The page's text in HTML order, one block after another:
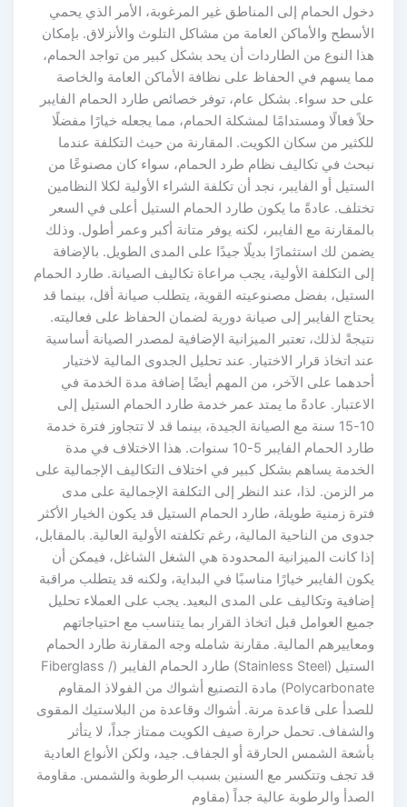
دخول الحمام إلى المناطق غير المرغوبة، الأمر الذي يحمي
الأسطح والأماكن العامة من مشاكل التلوث والأنزلاق. بإمكان
هذا النوع من الطاردات أن يحد بشكل كبير من تواجد الحمام،
مما يسهم في الحفاظ على نظافة الأماكن العامة والخاصة
على حد سواء. بشكل عام، توفر خصائص طارد الحمام الفايبر
حلاً فعالًا ومستدامًا لمشكلة الحمام، مما يجعله خيارًا مفضلًا
للكثير من سكان الكويت. المقارنة من حيث التكلفة عندما
نبحث في تكاليف نظام طرد الحمام، سواء كان مصنوعًا من
الستيل أو الفايبر، نجد أن تكلفة الشراء الأولية لكلا النظامين
تختلف. عادةً ما يكون طارد الحمام الستيل أعلى في السعر
بالمقارنة مع الفايبر، لكنه يوفر متانة أكبر وعمر أطول. وذلك
يضمن لك استثمارًا بديلًا جيدًا على المدى الطويل. بالإضافة
إلى التكلفة الأولية، يجب مراعاة تكاليف الصيانة. طارد الحمام
الستيل، بفضل مصنوعيته القوية، يتطلب صيانة أقل، بينما قد
يحتاج الفايبر إلى صيانة دورية لضمان الحفاظ على فعاليته.
نتيجةً لذلك، تعتبر الميزانية الإضافية لمصدر الصيانة أساسية
عند اتخاذ قرار الاختيار. عند تحليل الجدوى المالية لاختيار
أحدهما على الآخر، من المهم أيضًا إضافة مدة الخدمة في
الاعتبار. عادةً ما يمتد عمر خدمة طارد الحمام الستيل إلى
10-15 سنة مع الصيانة الجيدة، بينما قد لا تتجاوز فترة خدمة
طارد الحمام الفايبر 5-10 سنوات. هذا الاختلاف في مدة
الخدمة يساهم بشكل كبير في اختلاف التكاليف الإجمالية على
مر الزمن. لذا، عند النظر إلى التكلفة الإجمالية على مدى
فترة زمنية طويلة، طارد الحمام الستيل قد يكون الخيار الأكثر
جدوى من الناحية المالية، رغم تكلفته الأولية العالية. بالمقابل،
إذا كانت الميزانية المحدودة هي الشغل الشاغل، فيمكن أن
يكون الفايبر خيارًا مناسبًا في البداية، ولكنه قد يتطلب مراقبة
إضافية وتكاليف على المدى البعيد. يجب على العملاء تحليل
جميع العوامل قبل اتخاذ القرار بما يتناسب مع احتياجاتهم
ومعاييرهم المالية. مقارنة شامله وجه المقارنة طارد الحمام
الستيل (Stainless Steel) طارد الحمام الفايبر (Fiberglass /
Polycarbonate) مادة التصنيع أشواك من الفولاذ المقاوم
للصدأ على قاعدة مرنة. أشواك وقاعدة من البلاستيك المقوى
والشفاف. تحمل حرارة صيف الكويت ممتاز جداً، لا يتأثر
بأشعة الشمس الحارقة أو الجفاف. جيد، ولكن الأنواع العادية
قد تجف وتتكسر مع السنين بسبب الرطوبة والشمس. مقاومة
الصدأ والرطوبة عالية جداً (مقاوم